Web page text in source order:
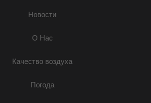
Новости
О Нас
Качество воздуха
Погода